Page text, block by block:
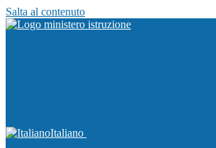
Salta al contenuto
Italiano